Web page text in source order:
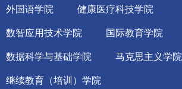
外国语学院 健康医疗科技学院
数智应用技术学院 国际教育学院
数据科学与基础学院 马克思主义学院
继续教育（培训）学院